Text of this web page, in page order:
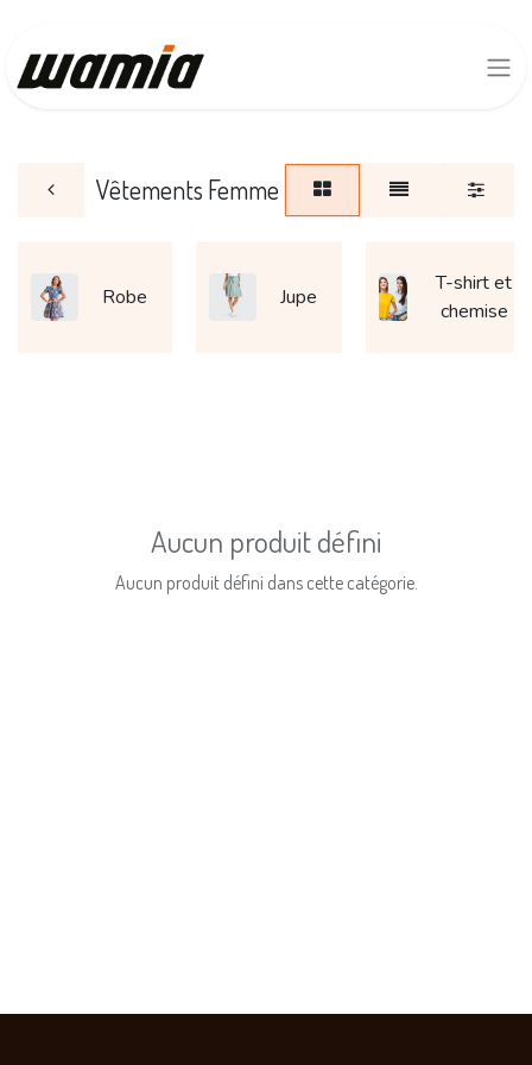
Vêtements Femme
Robe Jupe
T-shirt et
chemise
Aucun produit défini
Aucun produit défini dans cette catégorie.